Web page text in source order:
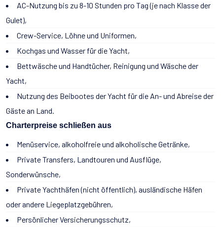
AC-Nutzung bis zu 8-10 Stunden pro Tag (je nach Klasse der
Gulet),
Crew-Service, Löhne und Uniformen,
Kochgas und Wasser für die Yacht,
Bettwäsche und Handtücher, Reinigung und Wäsche der
Yacht,
Nutzung des Beibootes der Yacht für die An- und Abreise der
Gäste an Land.
Charterpreise schließen aus
Menüservice, alkoholfreie und alkoholische Getränke,
Private Transfers, Landtouren und Ausflüge,
Sonderwünsche,
Private Yachthäfen (nicht öffentlich), ausländische Häfen
oder andere Liegeplatzgebühren,
Persönlicher Versicherungsschutz,